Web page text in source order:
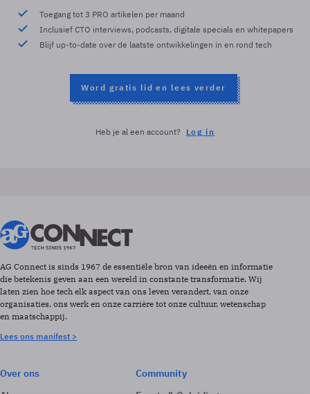
Toegang tot 3 PRO artikelen per maand
Inclusief CTO interviews, podcasts, digitale specials en whitepapers
Blijf up-to-date over de laatste ontwikkelingen in en rond tech
Word gratis lid en lees verder
Heb je al een account? Log in
AG Connect is sinds 1967 de essentiële bron van ideeën en informatie
die betekenis geven aan een wereld in constante transformatie. Wij
laten zien hoe tech elk aspect van ons leven verandert, van onze
organisaties, ons werk en onze carrière tot onze cultuur, wetenschap
en maatschappij.
Lees ons manifest >
Over ons
Community